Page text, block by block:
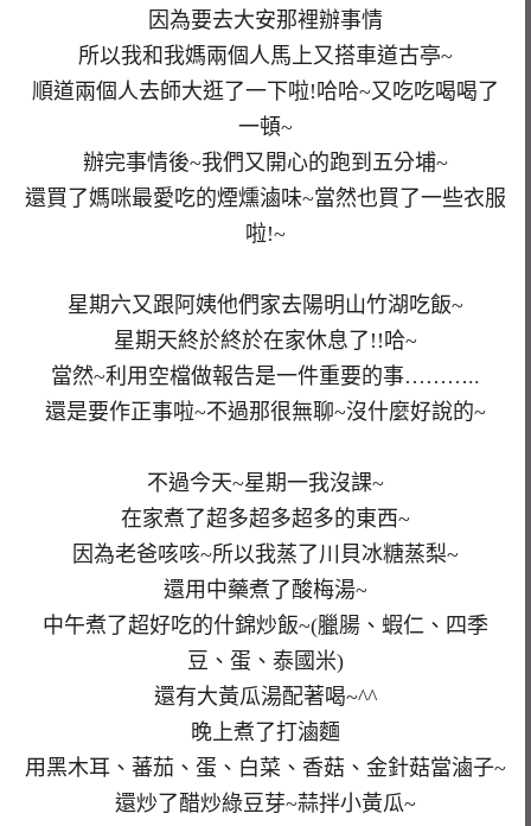
因為要去大安那裡辦事情
所以我和我媽兩個人馬上又搭車道古亭~
順道兩個人去師大逛了一下啦!哈哈~又吃吃喝喝了
一頓~
辦完事情後~我們又開心的跑到五分埔~
還買了媽咪最愛吃的煙燻滷味~當然也買了一些衣服
啦!~
星期六又跟阿姨他們家去陽明山竹湖吃飯~
星期天終於終於在家休息了!!哈~
當然~利用空檔做報告是一件重要的事………..
還是要作正事啦~不過那很無聊~沒什麼好說的~
不過今天~星期一我沒課~
在家煮了超多超多超多的東西~
因為老爸咳咳~所以我蒸了川貝冰糖蒸梨~
還用中藥煮了酸梅湯~
中午煮了超好吃的什錦炒飯~(臘腸、蝦仁、四季
豆、蛋、泰國米)
還有大黃瓜湯配著喝~^^
晚上煮了打滷麵
用黑木耳、蕃茄、蛋、白菜、香菇、金針菇當滷子~
還炒了醋炒綠豆芽~蒜拌小黃瓜~